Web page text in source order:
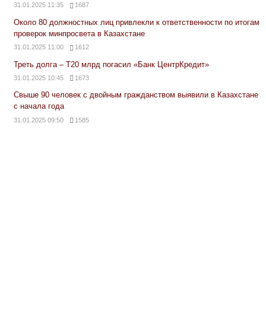
31.01.2025 11:35 1687
Около 80 должностных лиц привлекли к ответственности по итогам
проверок минпросвета в Казахстане
31.01.2025 11:00 1612
Треть долга – Т20 млрд погасил «Банк ЦентрКредит»
31.01.2025 10:45 1673
Свыше 90 человек с двойным гражданством выявили в Казахстане
с начала года
31.01.2025 09:50 1585